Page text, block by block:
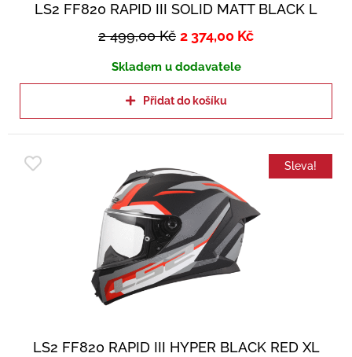
LS2 FF820 RAPID III SOLID MATT BLACK L
2 499,00Kč 2 374,00 Kč
Skladem u dodavatele
Přidat do košíku
Sleva!
LS2 FF820 RAPID III HYPER BLACK RED XL